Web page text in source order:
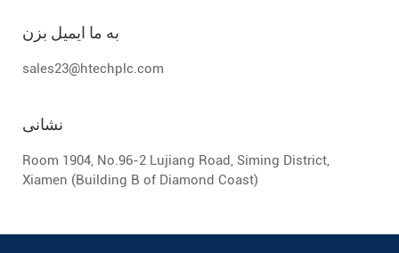
به ما ایمیل بزن
sales23@htechplc.com
نشانی
Room 1904, No.96-2 Lujiang Road, Siming District,
Xiamen (Building B of Diamond Coast)